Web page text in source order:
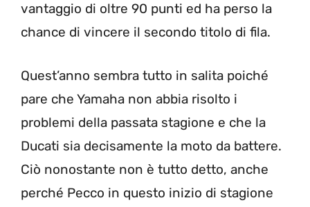
vantaggio di oltre 90 punti ed ha perso la
chance di vincere il secondo titolo di fila.
Quest’anno sembra tutto in salita poiché
pare che Yamaha non abbia risolto i
problemi della passata stagione e che la
Ducati sia decisamente la moto da battere.
Ciò nonostante non è tutto detto, anche
perché Pecco in questo inizio di stagione